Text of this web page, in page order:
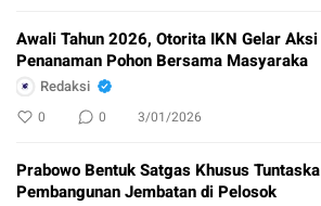
Awali Tahun 2026, Otorita IKN Gelar Aksi
Penanaman Pohon Bersama Masyaraka
Redaksi
0 0 3/01/2026
Prabowo Bentuk Satgas Khusus Tuntaska
Pembangunan Jembatan di Pelosok